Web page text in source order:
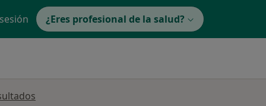
¿Eres profesional de la salud?